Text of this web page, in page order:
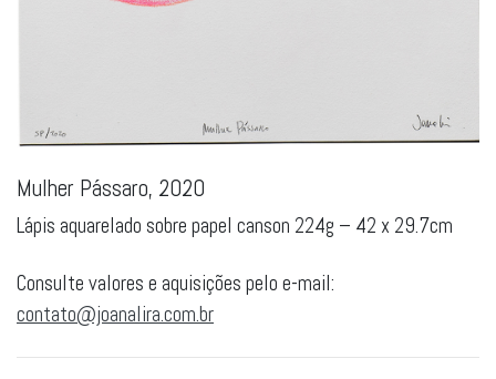
Mulher Pássaro, 2020
Lápis aquarelado sobre papel canson 224g – 42 x 29.7cm
Consulte valores e aquisições pelo e-mail:
contato@joanalira.com.br